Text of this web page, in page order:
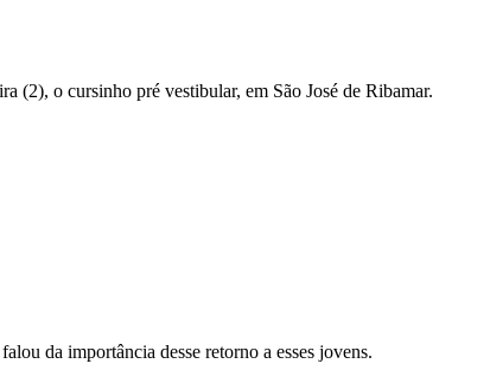
(2), o cursinho pré vestibular, em São José de Ribamar.
da importância desse retorno a esses jovens.